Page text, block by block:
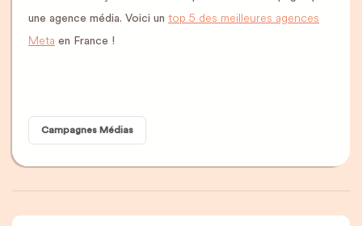
une agence média. Voici un top 5 des meilleures agences
Meta en France !
Campagnes Médias